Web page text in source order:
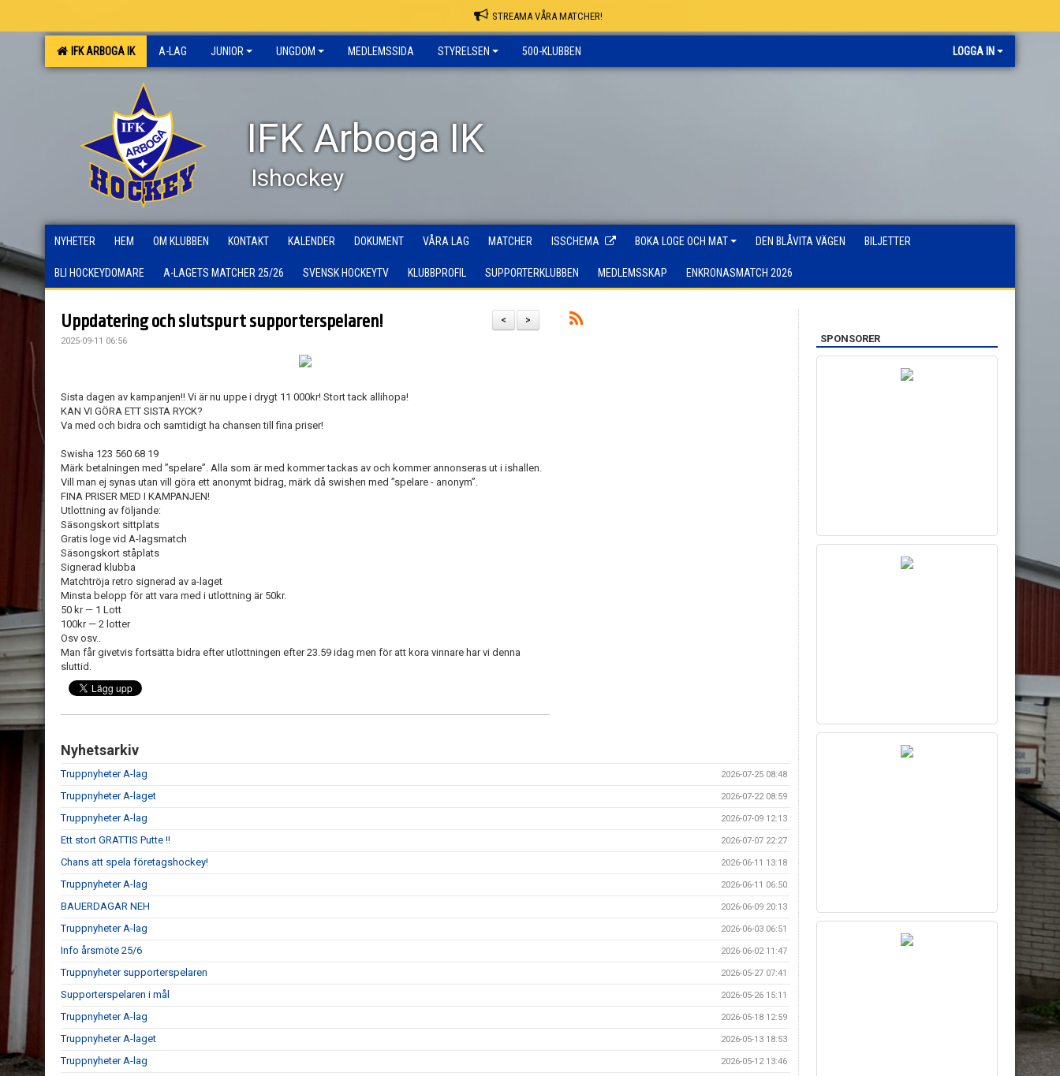
STREAMA VÅRA MATCHER!
IFK ARBOGA IK A-LAG JUNIOR UNGDOM MEDLEMSSIDA STYRELSEN 500-KLUBBEN LOGGA IN
IFK Arboga IK
Ishockey
NYHETER HEM OM KLUBBEN KONTAKT KALENDER DOKUMENT VÅRA LAG MATCHER ISSCHEMA BOKA LOGE OCH MAT DEN BLÅVITA VÄGEN BILJETTER
BLI HOCKEYDOMARE A-LAGETS MATCHER 25/26 SVENSK HOCKEYTV KLUBBPROFIL SUPPORTERKLUBBEN MEDLEMSSKAP ENKRONASMATCH 2026
>
<
Uppdatering och slutspurt supporterspelaren!
2025-09-11 06:56
Sista dagen av kampanjen!! Vi är nu uppe i drygt 11 000kr! Stort tack allihopa!
KAN VI GÖRA ETT SISTA RYCK?
Va med och bidra och samtidigt ha chansen till fina priser!
Swisha 123 560 68 19
Märk betalningen med ”spelare”. Alla som är med kommer tackas av och kommer annonseras ut i ishallen.
Vill man ej synas utan vill göra ett anonymt bidrag, märk då swishen med ”spelare - anonym”.
FINA PRISER MED I KAMPANJEN!
Utlottning av följande:
Säsongskort sittplats
Gratis loge vid A-lagsmatch
Säsongskort ståplats
Signerad klubba
Matchtröja retro signerad av a-laget
Minsta belopp för att vara med i utlottning är 50kr.
50 kr — 1 Lott
100kr — 2 lotter
Osv osv..
Man får givetvis fortsätta bidra efter utlottningen efter 23.59 idag men för att kora vinnare har vi denna
sluttid.
Nyhetsarkiv
Truppnyheter A-lag 2026-07-25 08:48
Truppnyheter A-laget 2026-07-22 08:59
Truppnyheter A-lag 2026-07-09 12:13
Ett stort GRATTIS Putte !! 2026-07-07 22:27
Chans att spela företagshockey! 2026-06-11 13:18
Truppnyheter A-lag 2026-06-11 06:50
BAUERDAGAR NEH 2026-06-09 20:13
Truppnyheter A-lag 2026-06-03 06:51
Info årsmöte 25/6 2026-06-02 11:47
Truppnyheter supporterspelaren 2026-05-27 07:41
Supporterspelaren i mål 2026-05-26 15:11
Truppnyheter A-lag 2026-05-18 12:59
Truppnyheter A-laget 2026-05-13 18:53
Truppnyheter A-lag 2026-05-12 13:46
SPONSORER